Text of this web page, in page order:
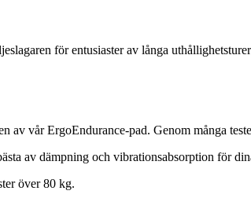
för entusiaster av långa
av vår ErgoEndurance-pad. Genom många
av dämpning och vibrationsabsorption för
över 80 kg.